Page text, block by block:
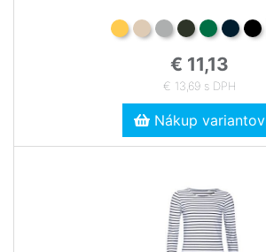
€ 11,13
€ 13,69 s DPH
Nákup variantov